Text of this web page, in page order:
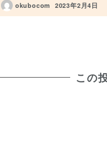
okubocom
投稿日
2023年2月4日
この